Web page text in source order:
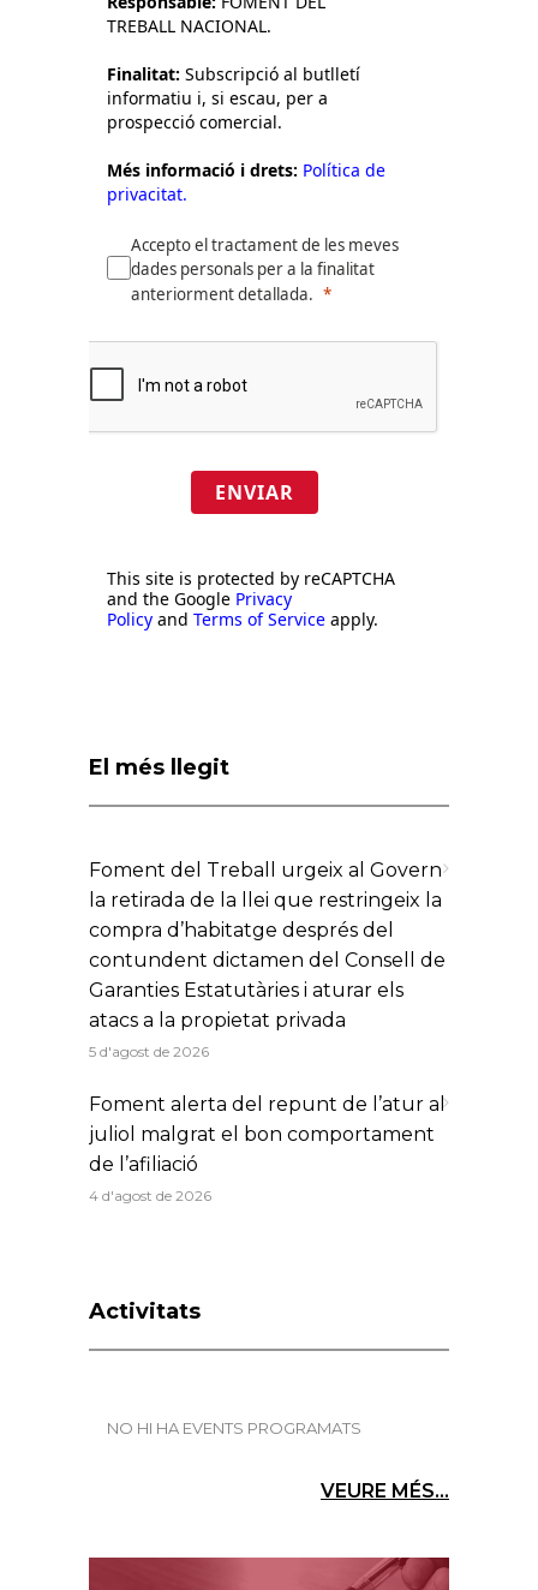
TREBALL NACIONAL.
Finalitat: Subscripció al butlletí
informatiu i, si escau, per a
prospecció comercial.
Més informació i drets: Política de
privacitat.
Accepto el tractament de les meves
dades personals per a la finalitat
anteriorment detallada.
ENVIAR
This site is protected by reCAPTCHA
and the Google Privacy
Policy and Terms of Service apply.
El més llegit
Foment del Treball urgeix al Govern
la retirada de la llei que restringeix la
compra d’habitatge després del
contundent dictamen del Consell de
Garanties Estatutàries i aturar els
atacs a la propietat privada
5 d'agost de 2026
Foment alerta del repunt de l’atur al
juliol malgrat el bon comportament
de l’afiliació
4 d'agost de 2026
Activitats
NO HI HA EVENTS PROGRAMATS
VEURE MÉS...